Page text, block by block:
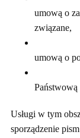
umową o
związane,
umową o
Państwową
Usługi w tym
sporządzenie